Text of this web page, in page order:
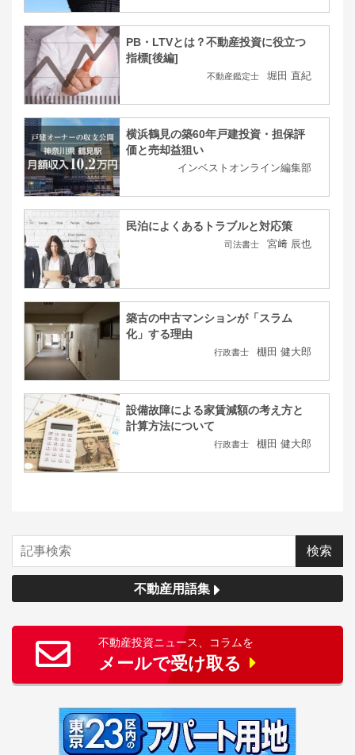
PB・LTVとは？不動産投資に役立つ
指標[後編]
不動産鑑定士 堀田 直紀
横浜鶴見の築60年戸建投資・担保評
価と売却益狙い
インベストオンライン編集部
民泊によくあるトラブルと対応策
司法書士 宮﨑 辰也
築古の中古マンションが「スラム
化」する理由
行政書士 棚田 健大郎
設備故障による家賃減額の考え方と
計算方法について
行政書士 棚田 健大郎
不動産用語集
不動産投資ニュース、コラムを
メールで受け取る